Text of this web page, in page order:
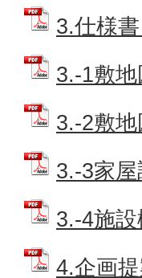
3.仕様
3.-1敷
3.-2敷
3.-3家
3.-4施
4.企画